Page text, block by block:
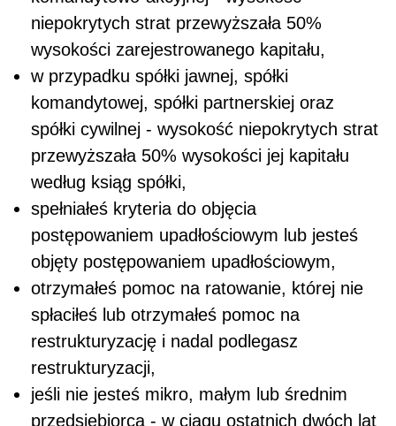
niepokrytych strat przewyższała 50%
wysokości zarejestrowanego kapitału,
w przypadku spółki jawnej, spółki
komandytowej, spółki partnerskiej oraz
spółki cywilnej - wysokość niepokrytych strat
przewyższała 50% wysokości jej kapitału
według ksiąg spółki,
spełniałeś kryteria do objęcia
postępowaniem upadłościowym lub jesteś
objęty postępowaniem upadłościowym,
otrzymałeś pomoc na ratowanie, której nie
spłaciłeś lub otrzymałeś pomoc na
restrukturyzację i nadal podlegasz
restrukturyzacji,
jeśli nie jesteś mikro, małym lub średnim
przedsiębiorcą - w ciągu ostatnich dwóch lat